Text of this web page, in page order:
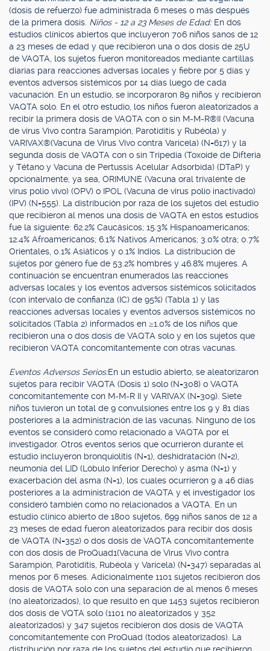
(dosis de refuerzo) fue administrada 6 meses o más después
de la primera dosis. Niños - 12 a 23 Meses de Edad: En dos
estudios clínicos abiertos que incluyeron 706 niños sanos de 12
a 23 meses de edad y que recibieron una o dos dosis de 25U
de VAQTA, los sujetos fueron monitoreados mediante cartillas
diarias para reacciones adversas locales y fiebre por 5 días y
eventos adversos sistémicos por 14 días luego de cada
vacunación. En un estudio, se incorporaron 89 niños y recibieron
VAQTA solo. En el otro estudio, los niños fueron aleatorizados a
recibir la primera dosis de VAQTA con o sin M-M-R®II (Vacuna
de virus Vivo contra Sarampión, Parotiditis y Rubéola) y
VARIVAX®(Vacuna de Virus Vivo contra Varicela) (N=617) y la
segunda dosis de VAQTA con o sin Tripedia (Toxoide de Difteria
y Tétano y Vacuna de Pertussis Acelular Adsorbida) (DTaP) y
opcionalmente, ya sea, ORIMUNE (Vacuna oral trivalente de
virus polio vivo) (OPV) o IPOL (Vacuna de virus polio inactivado)
(IPV) (N=555). La distribución por raza de los sujetos del estudio
que recibieron al menos una dosis de VAQTA en estos estudios
fue la siguiente: 62.2% Caucásicos; 15.3% Hispanoamericanos;
12.4% Afroamericanos; 6.1% Nativos Americanos; 3.0% otra; 0.7%
Orientales, 0.1% Asiáticos y 0.1% Indios. La distribución de
sujetos por género fue de 53.2% hombres y 46.8% mujeres. A
continuación se encuentran enumerados las reacciones
adversas locales y los eventos adversos sistémicos solicitados
(con intervalo de confianza (IC) de 95%) (Tabla 1) y las
reacciones adversas locales y eventos adversos sistémicos no
solicitados (Tabla 2) informados en ≥1.0% de los niños que
recibieron una o dos dosis de VAQTA solo y en los sujetos que
recibieron VAQTA concomitantemente con otras vacunas.
Eventos Adversos Serios:En un estudio abierto, se aleatorizaron
sujetos para recibir VAQTA (Dosis 1) solo (N=308) o VAQTA
concomitantemente con M-M-R II y VARIVAX (N=309). Siete
niños tuvieron un total de 9 convulsiones entre los 9 y 81 días
posteriores a la administración de las vacunas. Ninguno de los
eventos se consideró como relacionado a VAQTA por el
investigador. Otros eventos serios que ocurrieron durante el
estudio incluyeron bronquiolitis (N=1), deshidratación (N=2),
neumonía del LID (Lóbulo Inferior Derecho) y asma (N=1) y
exacerbación del asma (N=1), los cuales ocurrieron 9 a 46 días
posteriores a la administración de VAQTA y el investigador los
consideró también como no relacionados a VAQTA. En un
estudio clínico abierto de 1800 sujetos, 699 niños sanos de 12 a
23 meses de edad fueron aleatorizados para recibir dos dosis
de VAQTA (N=352) o dos dosis de VAQTA concomitantemente
con dos dosis de ProQuad1(Vacuna de Virus Vivo contra
Sarampión, Parotiditis, Rubéola y Varicela) (N=347) separadas al
menos por 6 meses. Adicionalmente 1101 sujetos recibieron dos
dosis de VAQTA solo con una separación de al menos 6 meses
(no aleatorizados), lo que resultó en que 1453 sujetos recibieron
dos dosis de VQTA solo (1101 no aleatorizados y 352
aleatorizados) y 347 sujetos recibieron dos dosis de VAQTA
concomitantemente con ProQuad (todos aleatorizados). La